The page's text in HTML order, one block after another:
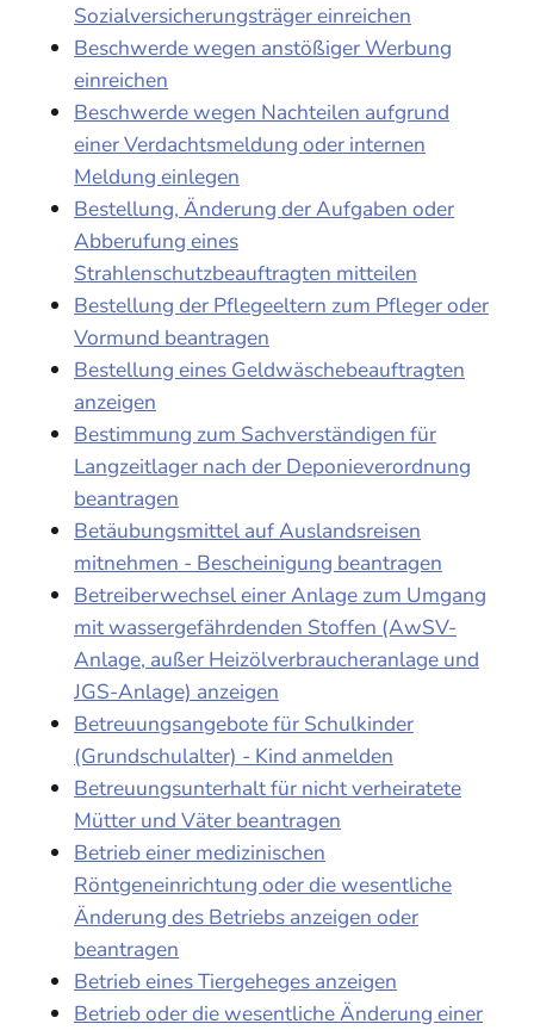
Sozialversicherungsträger einreichen
Beschwerde wegen anstößiger Werbung
einreichen
Beschwerde wegen Nachteilen aufgrund
einer Verdachtsmeldung oder internen
Meldung einlegen
Bestellung, Änderung der Aufgaben oder
Abberufung eines
Strahlenschutzbeauftragten mitteilen
Bestellung der Pflegeeltern zum Pfleger oder
Vormund beantragen
Bestellung eines Geldwäschebeauftragten
anzeigen
Bestimmung zum Sachverständigen für
Langzeitlager nach der Deponieverordnung
beantragen
Betäubungsmittel auf Auslandsreisen
mitnehmen - Bescheinigung beantragen
Betreiberwechsel einer Anlage zum Umgang
mit wassergefährdenden Stoffen (AwSV-
Anlage, außer Heizölverbraucheranlage und
JGS-Anlage) anzeigen
Betreuungsangebote für Schulkinder
(Grundschulalter) - Kind anmelden
Betreuungsunterhalt für nicht verheiratete
Mütter und Väter beantragen
Betrieb einer medizinischen
Röntgeneinrichtung oder die wesentliche
Änderung des Betriebs anzeigen oder
beantragen
Betrieb eines Tiergeheges anzeigen
Betrieb oder die wesentliche Änderung einer